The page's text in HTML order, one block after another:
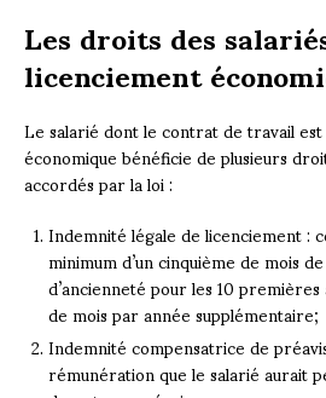
Les droits des
licenciement
Le salarié dont le contrat de travail
économique bénéficie de plusieurs
accordés par la loi :
Indemnité légale de licenciement :
minimum d’un cinquième de mois
d’ancienneté pour les 10
de mois par année supplémentaire;
Indemnité compensatrice de
rémunération que le salarié aurait